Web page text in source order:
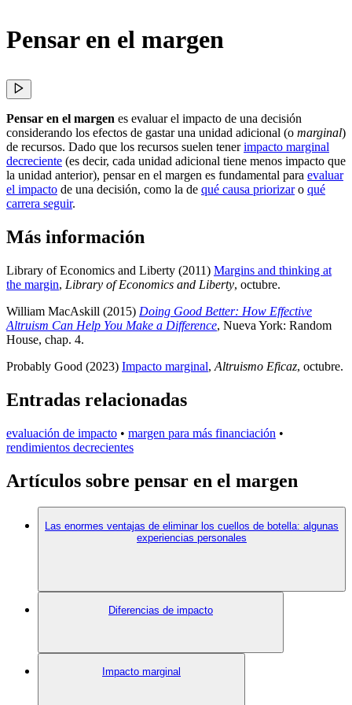
Pensar en el margen
Pensar en el margen es evaluar el impacto de una decisión
considerando los efectos de gastar una unidad adicional (o marginal)
de recursos. Dado que los recursos suelen tenerimpacto marginal
decreciente (es decir, cada unidad adicional tiene menos impacto que
la unidad anterior), pensar en el margen es fundamental para evaluar
el impacto de una decisión, como la de qué causa priorizaro qué
carrera seguir.
Más información
Library of Economics and Liberty (2011) Margins and thinking at
the margin, Library of Economics and Liberty, octubre.
William MacAskill (2015) Doing Good Better: How Effective
Altruism Can Help You Make a Difference, Nueva York: Random
House, chap. 4.
Probably Good (2023) Impacto marginal, Altruismo Eficaz, octubre.
Entradas relacionadas
evaluación de impacto • margen para más financiación •
rendimientos decrecientes
Artículos sobre pensar en el margen
Las enormes ventajas de eliminar los cuellos de botella: algunas
experiencias personales
Diferencias de impacto
Impacto marginal